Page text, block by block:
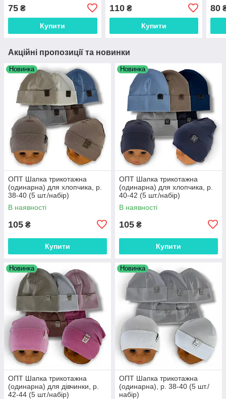
75 ₴
Купити
110₴
Купити
80
Акційні пропозиції та новинки
Новинка
ОПТ Шапка трикотажна
(одинарна) для хлопчика, р.
38-40 (5 шт./набір)
В наявності
105 ₴
Купити
Новинка
ОПТ Шапка трикотажна
(одинарна) для хлопчика, р.
40-42 (5 шт./набір)
В наявності
105 ₴
Купити
Новинка
ОПТ Шапка трикотажна
(одинарна) для дівчинки, р.
42-44 (5 шт./набір)
Новинка
ОПТ Шапка трикотажна
(одинарна), р. 38-40 (5 шт./
набір)